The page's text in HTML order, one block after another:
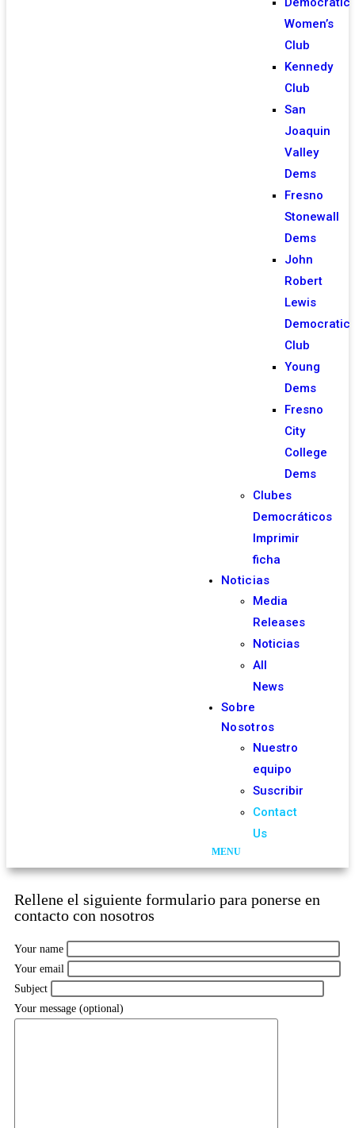
Women’s
Club
Kennedy
Club
San
Joaquin
Valley
Dems
Fresno
Stonewall
Dems
John
Robert
Lewis
Democratic
Club
Young
Dems
Fresno
City
College
Dems
Clubes
Democráticos
Imprimir
ficha
Noticias
Media
Releases
Noticias
All
News
Sobre
Nosotros
Nuestro
equipo
Suscribir
Contact
Us
Rellene el siguiente formulario para ponerse en
contacto con nosotros
Your name
Your email
Subject
Your message (optional)